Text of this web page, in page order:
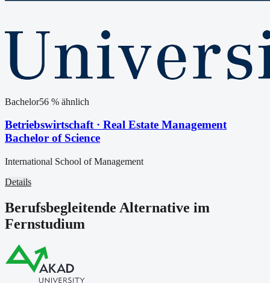
Bachelor56 % ähnlich
Betriebswirtschaft · Real Estate Management
Bachelor of Science
International School of Management
Details
Berufsbegleitende Alternative im
Fernstudium